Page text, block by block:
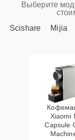
Выберите
Scishare
Mijia
Xiaomi
Capsule